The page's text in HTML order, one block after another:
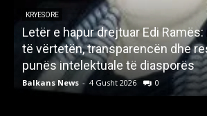
KRYESORE
Letër e hapur drejtuar Edi
të vërtetën, transparencën dhe
punës intelektuale të diasporës
Balkans News - 4 Gusht 2026 0